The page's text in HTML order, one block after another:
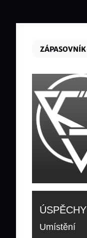
ZÁPASOVNÍK
ÚSPĚCHY
Umístění